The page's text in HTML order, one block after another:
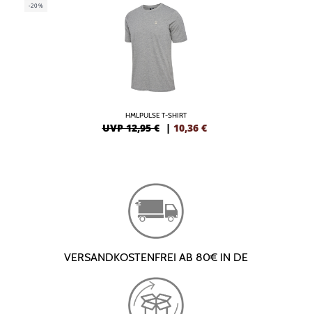
-20%
HMLPULSE T-SHIRT
UVP 12,95 € | 10,36 €
VERSANDKOSTENFREI AB 80€ IN DE